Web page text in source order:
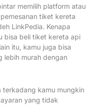
memilih platform atau
tiket kereta
LinkPedia. Kenapa
bisa beli tiket kereta api
itu, kamu juga bisa
lebih murah dengan
terkadang kamu mungkin
yang tidak